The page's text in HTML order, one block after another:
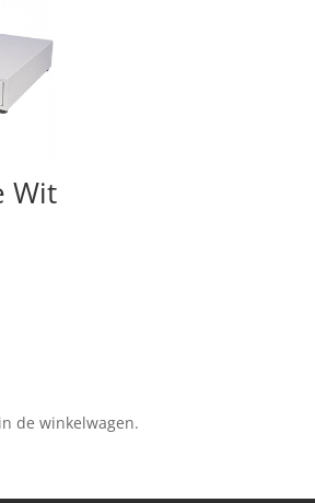
Wit
de winkelwagen.